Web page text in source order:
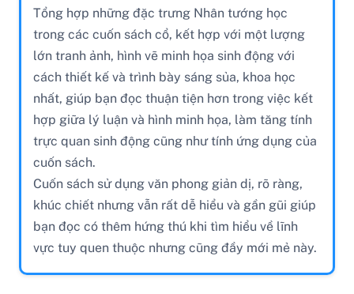
Tổng hợp những đặc trưng Nhân tướng học
trong các cuốn sách cổ, kết hợp với một lượng
lớn tranh ảnh, hình vẽ minh họa sinh động với
cách thiết kế và trình bày sáng sủa, khoa học
nhất, giúp bạn đọc thuận tiện hơn trong việc kết
hợp giữa lý luận và hình minh họa, làm tăng tính
trực quan sinh động cũng như tính ứng dụng của
cuốn sách.
Cuốn sách sử dụng văn phong giản dị, rõ ràng,
khúc chiết nhưng vẫn rất dễ hiểu và gần gũi giúp
bạn đọc có thêm hứng thú khi tìm hiểu về lĩnh
vực tuy quen thuộc nhưng cũng đầy mới mẻ này.